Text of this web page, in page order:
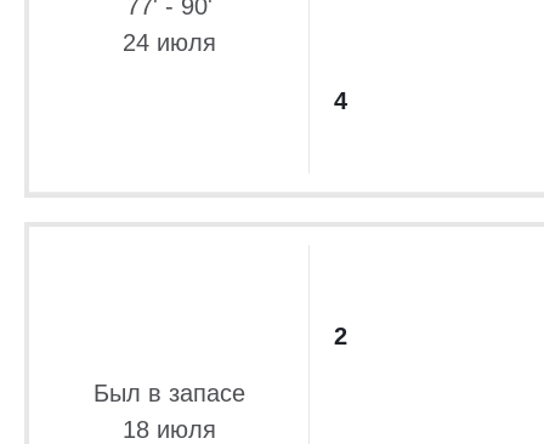
77' - 90'
24 июля
4
Был в запасе
18 июля
2